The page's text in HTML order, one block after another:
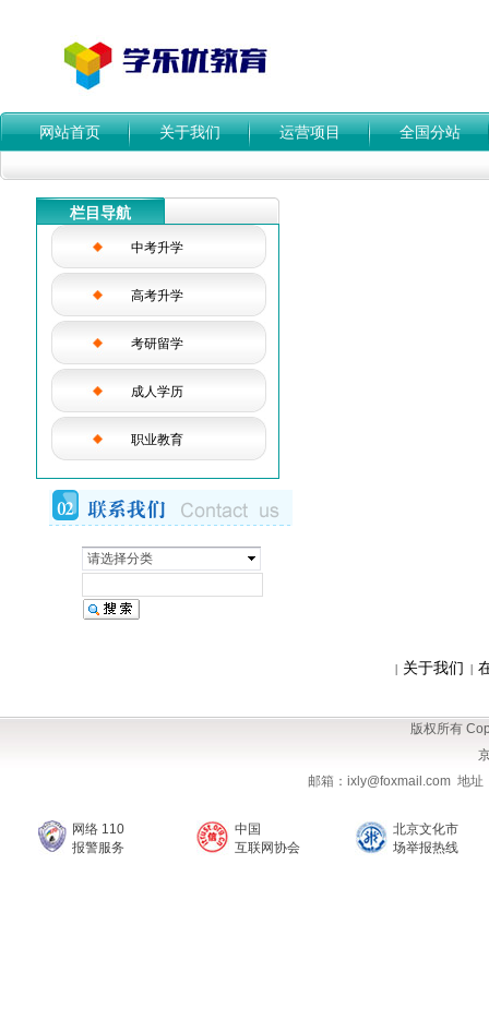
网站首页 关于我们 运营项目 全国分站
请选择分类
栏目导航
中考升学
高考升学
考研留学
成人学历
职业教育
| 关于我们 |
版权所有
邮箱：ixly@foxmail.com 地
网络 110
报警服务
中国
互联网协会
北京文化市
场举报热线